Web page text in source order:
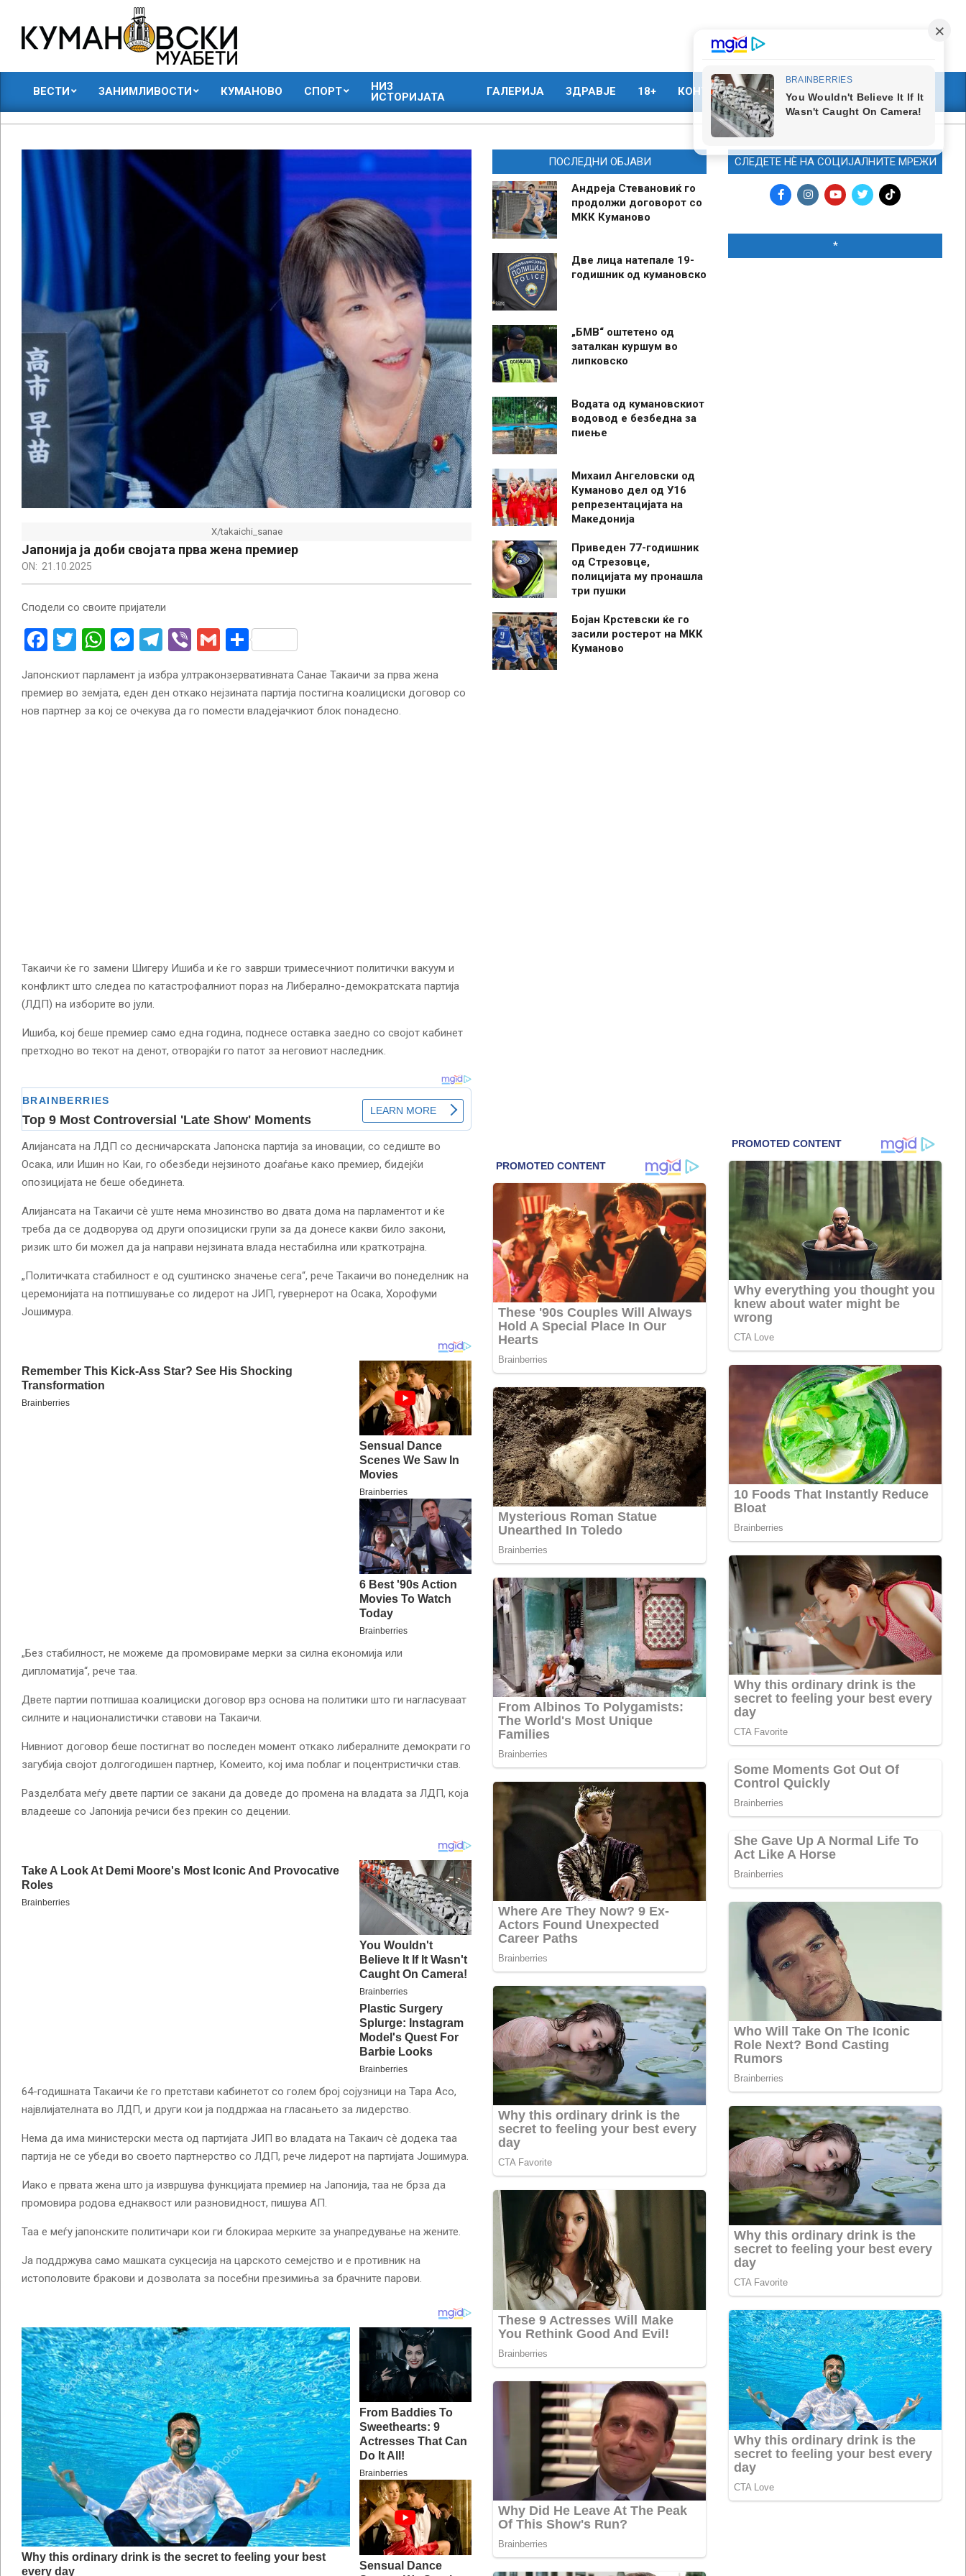
content
КУМАНОВСКИ
МУАБЕТИ
ВЕСТИ ЗАНИМЛИВОСТИ КУМАНОВО СПОРТ
НИЗ
ИСТОРИЈАТА
ГАЛЕРИЈА ЗДРАВЈЕ 18+ КОНТАКТ МАРКЕТИНГ
X/takaichi_sanae
Јапонија ја доби својата прва жена премиер
ON: 21.10.2025
Сподели со своите пријатели
Facebook
Twitter
WhatsApp
Messenger
Telegram
ViberGmailShare
Јапонскиот парламент ја избра ултраконзервативната Санае Такаичи за прва жена
премиер во земјата, еден ден откако нејзината партија постигна коалициски договор со
нов партнер за кој се очекува да го помести владејачкиот блок понадесно.
Такаичи ќе го замени Шигеру Ишиба и ќе го заврши тримесечниот политички вакуум и
конфликт што следеа по катастрофалниот пораз на Либерално-демократската партија
(ЛДП) на изборите во јули.
Ишиба, кој беше премиер само една година, поднесе оставка заедно со својот кабинет
претходно во текот на денот, отворајќи го патот за неговиот наследник.
Алијансата на ЛДП со десничарската Јапонска партија за иновации, со седиште во
Осака, или Ишин но Каи, го обезбеди нејзиното доаѓање како премиер, бидејќи
опозицијата не беше обединета.
Алијансата на Такаичи сè уште нема мнозинство во двата дома на парламентот и ќе
треба да се додворува од други опозициски групи за да донесе какви било закони,
ризик што би можел да ја направи нејзината влада нестабилна или краткотрајна.
„Политичката стабилност е од суштинско значење сега“, рече Такаичи во понеделник на
церемонијата на потпишување со лидерот на ЈИП, гувернерот на Осака, Хорофуми
Јошимура.
„Без стабилност, не можеме да промовираме мерки за силна економија или
дипломатија“, рече таа.
Двете партии потпишаа коалициски договор врз основа на политики што ги нагласуваат
силните и националистички ставови на Такаичи.
Нивниот договор беше постигнат во последен момент откако либералните демократи го
загубија својот долгогодишен партнер, Комеито, кој има поблаг и поцентристички став.
Разделбата меѓу двете партии се закани да доведе до промена на владата за ЛДП, која
владееше со Јапонија речиси без прекин со децении.
64-годишната Такаичи ќе го претстави кабинетот со голем број сојузници на Тара Асо,
највлијателната во ЛДП, и други кои ја поддржаа на гласањето за лидерство.
Нема да има министерски места од партијата ЈИП во владата на Такаич сè додека таа
партија не се убеди во своето партнерство со ЛДП, рече лидерот на партијата Јошимура.
Иако е првата жена што ја извршува функцијата премиер на Јапонија, таа не брза да
промовира родова еднаквост или разновидност, пишува АП.
Таа е меѓу јапонските политичари кои ги блокираа мерките за унапредување на жените.
Jа поддржува само машката сукцесија на царското семејство и е противник на
истополовите бракови и дозволата за посебни презимиња за брачните парови.
ПОСЛЕДНИ ОБЈАВИ
Андреја Стевановиќ го
продолжи договорот со
МКК Куманово
Две лица натепале 19-
годишник од кумановско
„БМВ“ оштетено од
заталкан куршум во
липковско
Водата од кумановскиот
водовод е безбедна за
пиење
Михаил Ангеловски од
Куманово дел од У16
репрезентацијата на
Македонија
Приведен 77-годишник
од Стрезовце,
полицијата му пронашла
три пушки
Бојан Крстевски ќе го
засили ростерот на МКК
Куманово
СЛЕДЕТЕ НЀ НА СОЦИЈАЛНИТЕ МРЕЖИ
*